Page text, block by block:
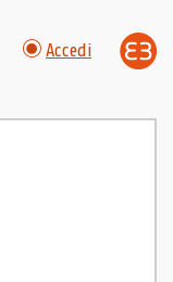
Accedi